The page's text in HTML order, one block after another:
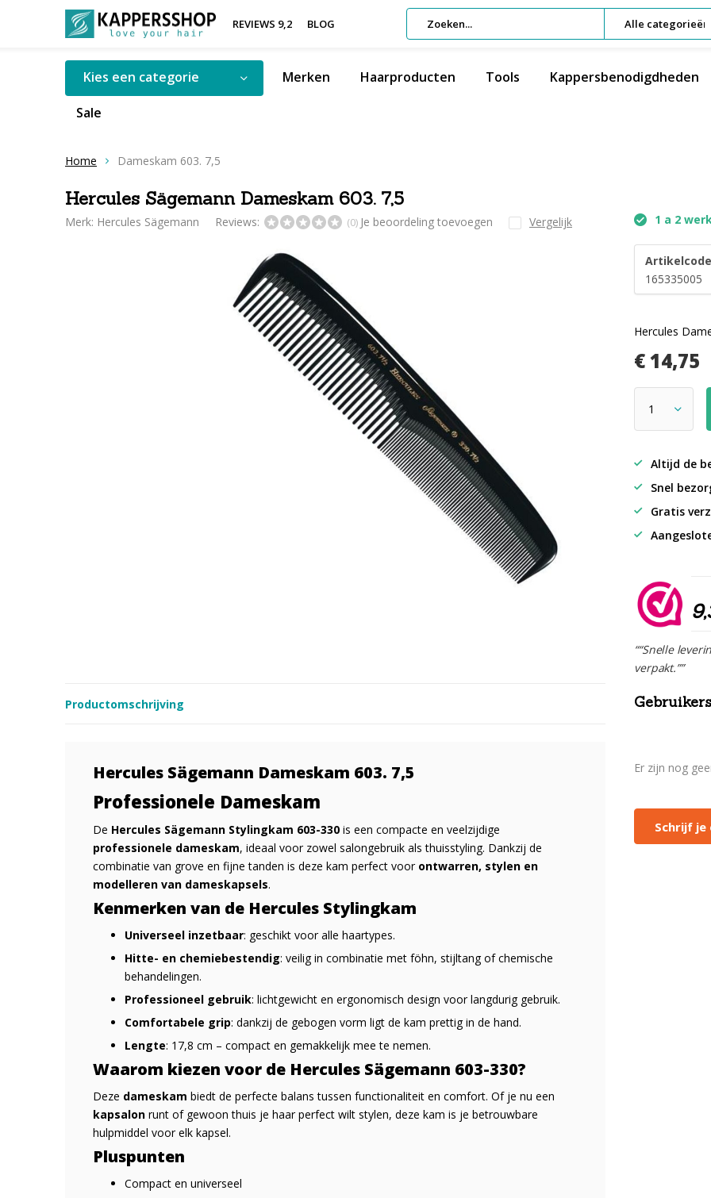
REVIEWS 9,2 BLOG Alle categorieën
Kies een categorie Merken Haarproducten Tools Kappersbenodigdheden
Sale
Home Dameskam 603. 7,5
Hercules Sägemann Dameskam 603. 7,5
Merk: Hercules Sägemann Reviews: (0) Je beoordeling toevoegen Vergelijk 1 a 2
165335005
Hercules
€ 14,75
Altijd de
Snel
Gratis
““Snelle
verpakt.””
Productomschrijving
Hercules Sägemann Dameskam 603. 7,5
Professionele Dameskam
De Hercules Sägemann Stylingkam 603-330 is een compacte en veelzijdige
professionele dameskam, ideaal voor zowel salongebruik als thuisstyling. Dankzij de
combinatie van grove en fijne tanden is deze kam perfect voor ontwarren, stylen en
modelleren van dameskapsels.
Kenmerken van de Hercules Stylingkam
Universeel inzetbaar: geschikt voor alle haartypes.
Hitte- en chemiebestendig: veilig in combinatie met föhn, stijltang of chemische
behandelingen.
Professioneel gebruik: lichtgewicht en ergonomisch design voor langdurig gebruik.
Comfortabele grip: dankzij de gebogen vorm ligt de kam prettig in de hand.
Lengte: 17,8 cm – compact en gemakkelijk mee te nemen.
Waarom kiezen voor de Hercules Sägemann 603-330?
Deze dameskam biedt de perfecte balans tussen functionaliteit en comfort. Of je nu een
kapsalon runt of gewoon thuis je haar perfect wilt stylen, deze kam is je betrouwbare
hulpmiddel voor elk kapsel.
Pluspunten
Compact en universeel
Er zijn nog
Schrijf